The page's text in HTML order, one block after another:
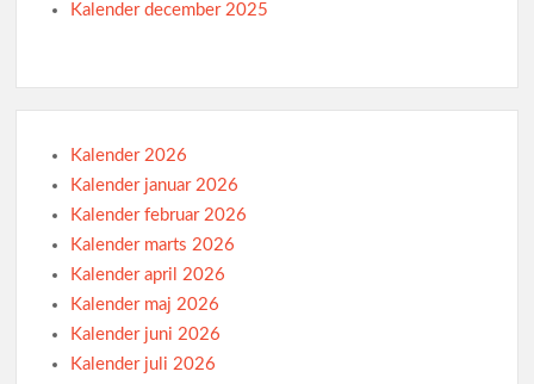
Kalender december 2025
Kalender 2026
Kalender januar 2026
Kalender februar 2026
Kalender marts 2026
Kalender april 2026
Kalender maj 2026
Kalender juni 2026
Kalender juli 2026